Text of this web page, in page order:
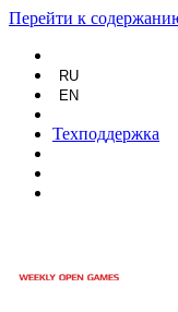
Перейти к
RU
EN
Техподдержка